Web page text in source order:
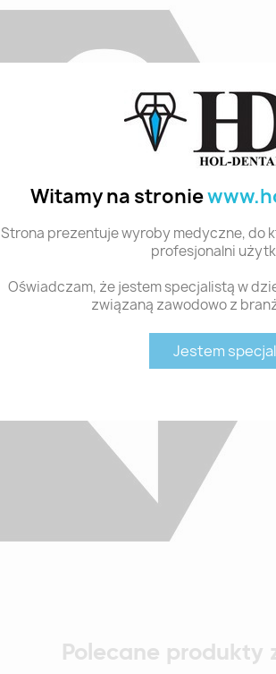
Witamy na stronie
Strona prezentuje wyroby medyczne, do
profesjonalni
Oświadczam, że jestem specjalistą w
związaną zawodowo z
Jestem
Polecane produkty